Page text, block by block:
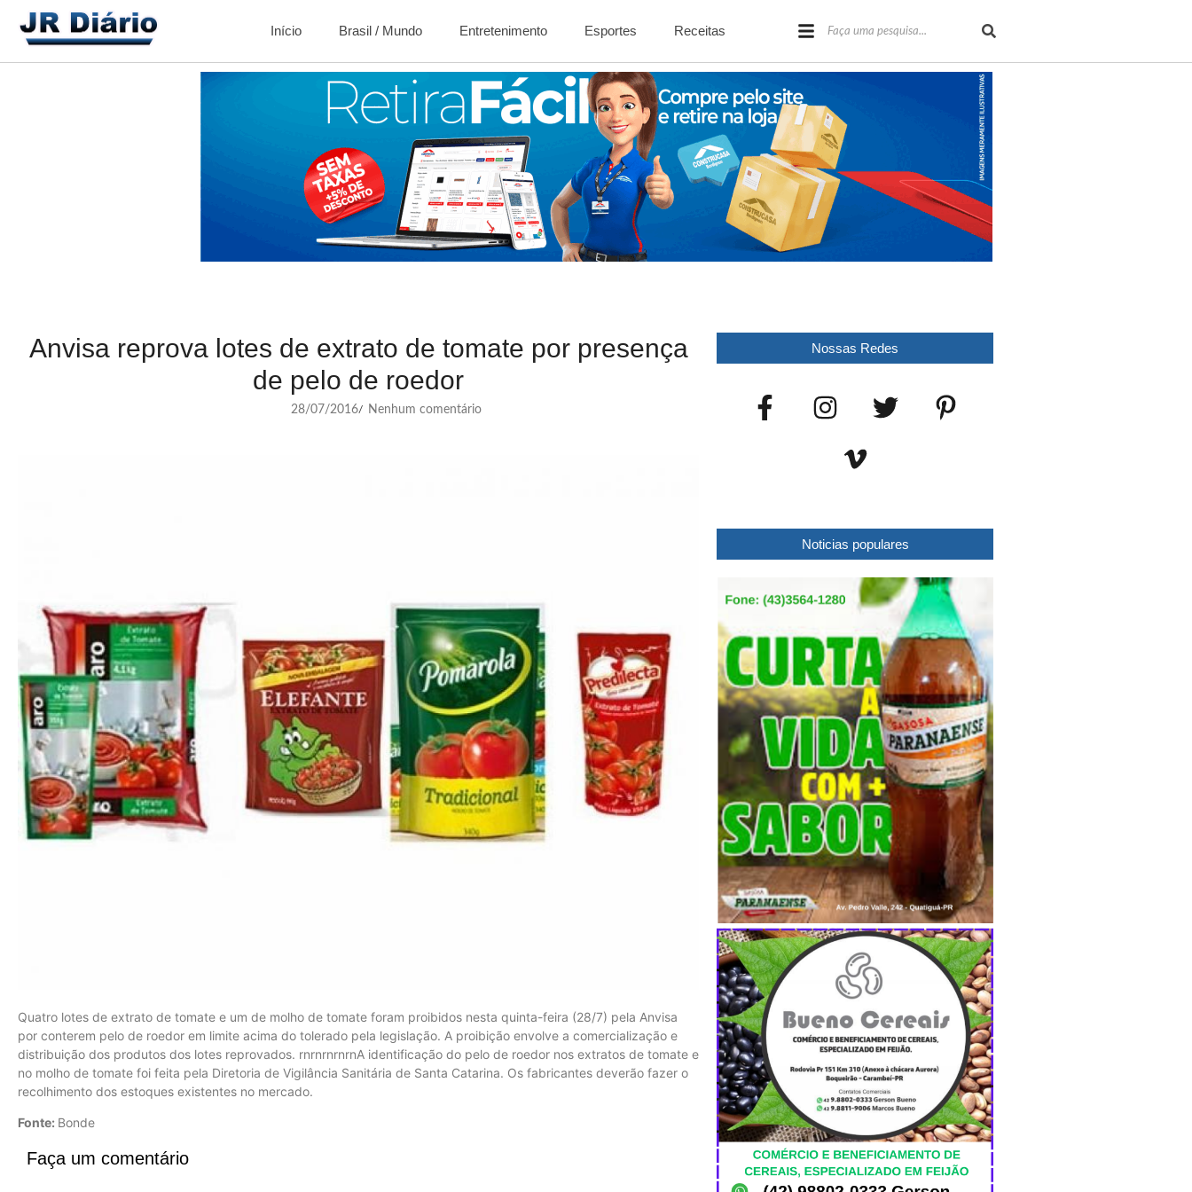
Início Brasil / Mundo Entretenimento Esportes Receitas
Anvisa reprova lotes de extrato de tomate por presença
de pelo de roedor
28/07/2016/ Nenhum comentário
Quatro lotes de extrato de tomate e um de molho de tomate foram proibidos nesta quinta-feira (28/7) pela Anvisa
por conterem pelo de roedor em limite acima do tolerado pela legislação. A proibição envolve a comercialização e
distribuição dos produtos dos lotes reprovados. rnrnrnrnrnA identificação do pelo de roedor nos extratos de tomate e
no molho de tomate foi feita pela Diretoria de Vigilância Sanitária de Santa Catarina. Os fabricantes deverão fazer o
recolhimento dos estoques existentes no mercado.
Fonte: Bonde
Faça um comentário
Nossas Redes
Noticias populares